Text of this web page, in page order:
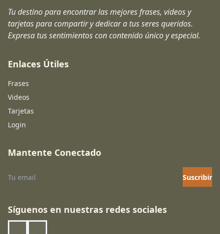
Tu destino para encontrar las mejores frases, videos y
tarjetas para compartir y dedicar a tus seres queridos.
Expresa tus sentimientos con contenido único y especial.
Enlaces Útiles
Frases
Videos
Tarjetas
Login
Mantente Conectado
Suscribir
Síguenos en nuestras redes sociales